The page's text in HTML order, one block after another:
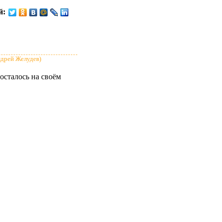
Желудев)
на своём